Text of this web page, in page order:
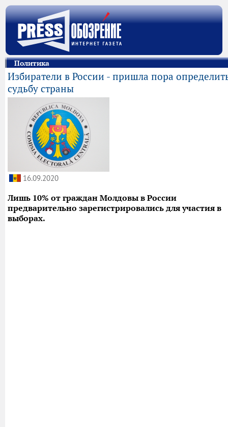
Политика
Избиратели в России - пришла пора
судьбу страны
16.09.2020
Лишь 10% от граждан Молдовы в России
предварительно зарегистрировались для участия в
выборах.